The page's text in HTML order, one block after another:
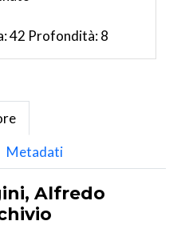
42 Profondità: 8
Metadati
Alfredo